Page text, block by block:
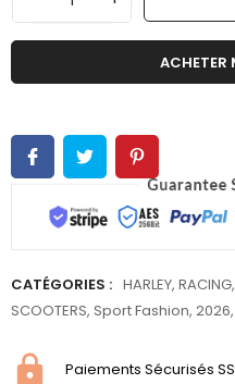
ACHETER
CATÉGORIES : HARLEY, RACING,
SCOOTERS, Sport Fashion, 2026,
Paiements Sécurisés